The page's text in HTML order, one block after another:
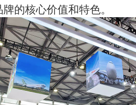
的核心价值和特色。